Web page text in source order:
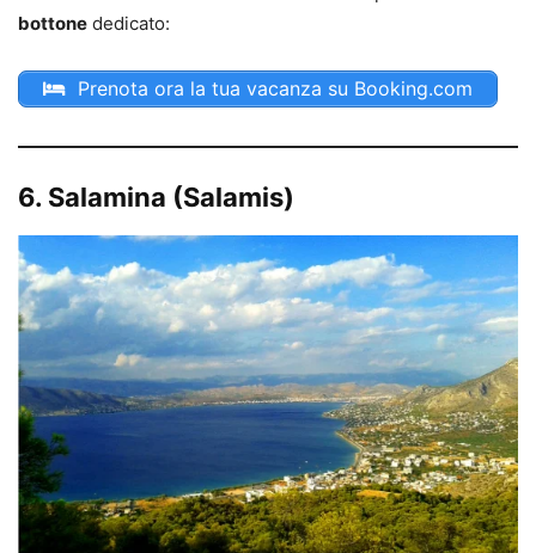
bottone dedicato:
Prenota ora la tua vacanza su Booking.com
6. Salamina (Salamis)